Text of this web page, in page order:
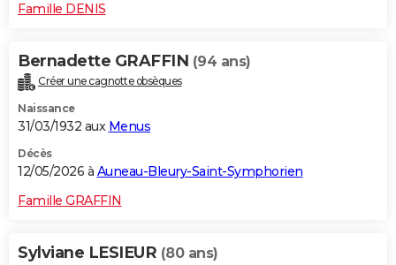
Famille DENIS
Bernadette GRAFFIN (94 ans)
Créer une cagnotte obsèques
Naissance
31/03/1932 aux Menus
Décès
12/05/2026 à Auneau-Bleury-Saint-Symphorien
Famille GRAFFIN
Sylviane LESIEUR (80 ans)